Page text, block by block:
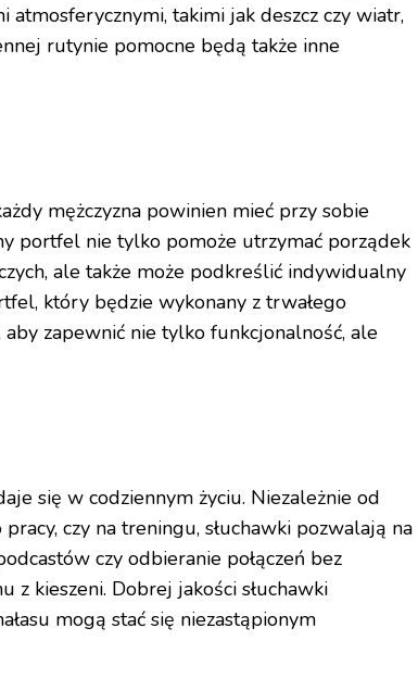
takimi jak deszcz czy wiatr,
rutynie pomocne będą także inne
mężczyzna powinien mieć przy sobie
portfel nie tylko pomoże utrzymać porządek
ale także może podkreślić indywidualny
który będzie wykonany z trwałego
aby zapewnić nie tylko funkcjonalność, ale
się w codziennym życiu. Niezależnie od
czy na treningu, słuchawki pozwalają na
czy odbieranie połączeń bez
z kieszeni. Dobrej jakości słuchawki
mogą stać się niezastąpionym